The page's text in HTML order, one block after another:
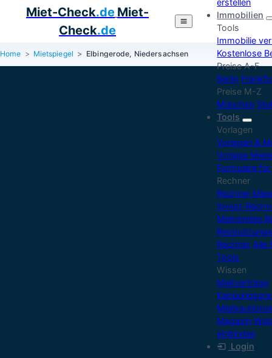
Miet-Check.de Miet-
Check.de
erstellen
Immobilien
Tools
Immobilie
Kostenlose
Preise A-F
Berlin
Preise M-Z
München
Tools
Vorlagen
Vorlagen &
Vorlage
Formulare
Rechner
Rechner
Invest-
Mietrendite
Rechner Alle
Tools
Wissen
Mietverträge
Magazin
einbinden
Login
Home Mietspiegel Elbingerode, Niedersachsen